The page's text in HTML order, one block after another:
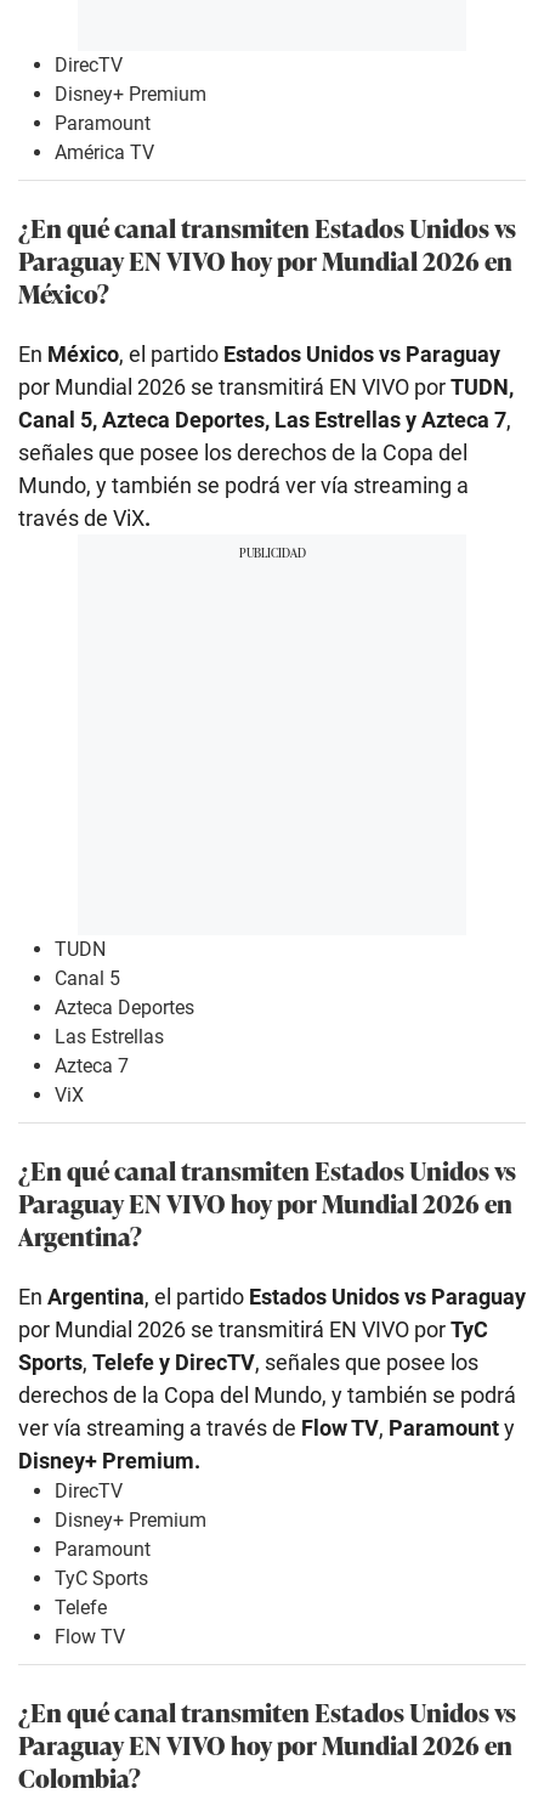
DirecTV
Disney+ Premium
Paramount
América TV
¿En qué canal transmiten Estados Unidosvs
Paraguay EN VIVO hoy por Mundial 2026 en
México?
En México, el partido Estados Unidosvs Paraguay
por Mundial 2026 se transmitirá EN VIVO porTUDN,
Canal 5, Azteca Deportes, Las Estrellas y Azteca 7,
señales que posee los derechos de la Copa del
Mundo, y también se podrá ver vía streaming a
través de ViX.
TUDN
Canal 5
Azteca Deportes
Las Estrellas
Azteca 7
ViX
¿En qué canal transmiten Estados Unidosvs
Paraguay EN VIVO hoy por Mundial 2026 en
Argentina?
En Argentina, el partido Estados Unidosvs Paraguay
por Mundial 2026 se transmitirá EN VIVO porTyC
Sports, Telefe y DirecTV, señales que posee los
derechos de la Copa del Mundo, y también se podrá
ver vía streaming a través de Flow TV, Paramounty
Disney+ Premium.
DirecTV
Disney+ Premium
Paramount
TyC Sports
Telefe
Flow TV
¿En qué canal transmiten Estados Unidosvs
Paraguay EN VIVO hoy por Mundial 2026 en
Colombia?